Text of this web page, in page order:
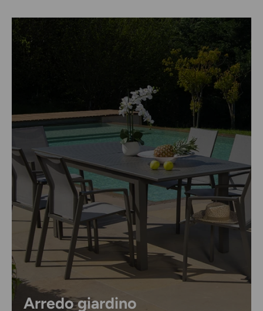
Arredo giardino